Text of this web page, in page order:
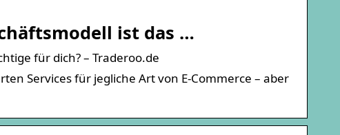
ist das …
für dich? – Traderoo.de
Services für jegliche Art von E-Commerce – aber